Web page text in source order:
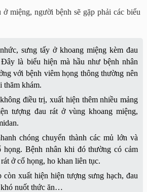
miệng, người bệnh sẽ gặp phải các biểu
sưng tấy ở khoang miệng kèm đau
là biểu hiện mà hầu như bệnh nhân
với bệnh viêm họng thông thường nên
thăm khám.
điều trị, xuất hiện thêm nhiều mảng
tượng đau rát ở vùng khoang miệng,
chóng chuyển thành các mủ lớn và
họng. Bệnh nhân khi đó thường có cảm
ở cổ họng, ho khan liên tục.
xuất hiện hiện tượng sưng hạch, đau
khó nuốt thức ăn…